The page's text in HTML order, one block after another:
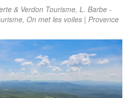
& Verdon Tourisme, L. Barbe -
On met les voiles | Provence